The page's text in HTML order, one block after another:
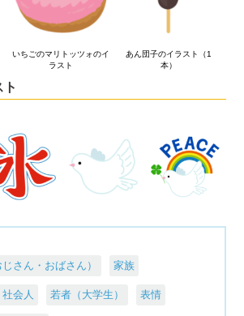
いちごのマリトッツォのイ
ラスト
あん団子のイラスト（1
本）
ト
さん・おばさん） 家族
社会人 若者（大学生） 表情